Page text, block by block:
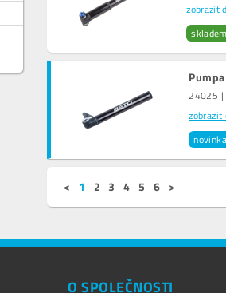
zobrazit
skladem
24025 |
zobrazit
novinka
< 1 2 3 4 5 6 >
O SPOLEČNOSTI